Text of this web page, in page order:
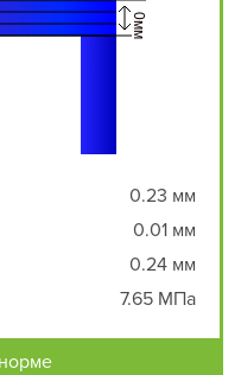
0.23 мм
0.01 мм
0.24 мм
7.65 МПа